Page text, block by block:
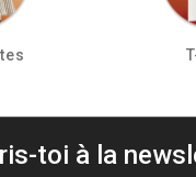
toi à la